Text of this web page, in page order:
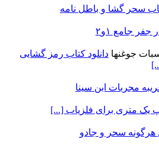
سحر گشا و باطل نامه
جامع ۱و۲
دانلود کتاب رمز گشایی
مجربات ابن سینا
متری برای فلزیاب [...]
سحر و جادو